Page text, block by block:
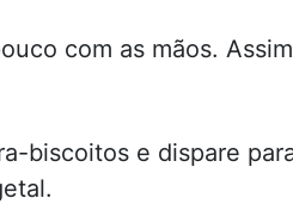
com as mãos.
biscoitos e dispare